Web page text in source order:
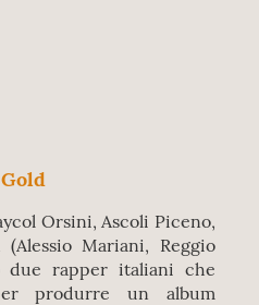
Orsini, Ascoli Piceno,
Mariani, Reggio
due rapper italiani che
produrre un album